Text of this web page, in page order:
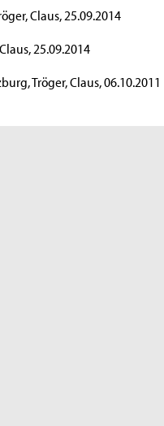
Claus, 25.09.2014
25.09.2014
Tröger, Claus, 06.10.2011